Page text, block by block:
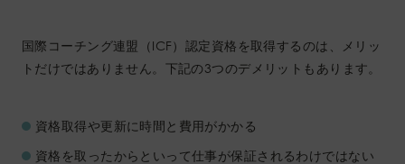
国際コーチング連盟（ICF）認定資格を取得するのは、メリッ
トだけではありません。下記の3つのデメリットもあります。
資格取得や更新に時間と費用がかかる
資格を取ったからといって仕事が保証されるわけではない